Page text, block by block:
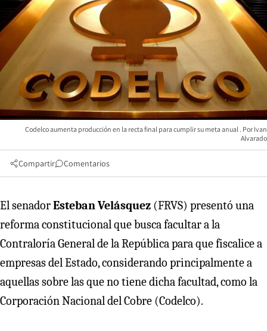
Codelco aumenta producción en la recta final para cumplir su meta anual
Ivan
Alvarado
Compartir Comentarios
El senadorEsteban Velásquez (FRVS) presentó una
reforma constitucional que busca facultar a la
Contraloría General de la República para que fiscalice a
empresas del Estado, considerando principalmente a
aquellas sobre las que no tiene dicha facultad, como la
Corporación Nacional del Cobre (Codelco).